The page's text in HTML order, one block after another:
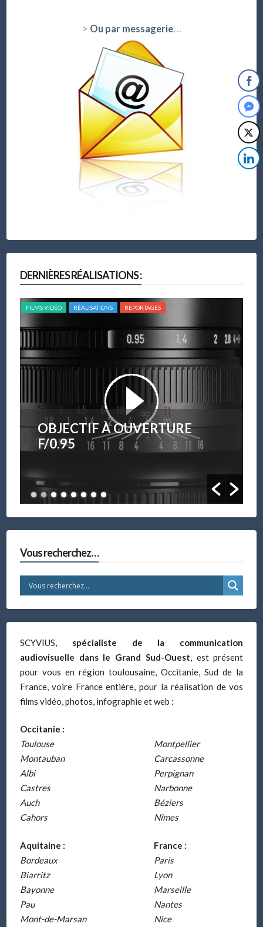
> Ou par messagerie…
DERNIÈRES RÉALISATIONS :
FILMS VIDÉO RÉALISATIONS REPORTAGES
OBJECTIF À OUVERTURE
F/0.95
Vous recherchez…
SCYVIUS, spécialiste de la communication
audiovisuelle dans le Grand Sud-Ouest, est présent
pour vous en région toulousaine, Occitanie, Sud de la
France, voire France entière, pour la réalisation de vos
films vidéo, photos, infographie et web :
Occitanie :
Toulouse
Montauban
Albi
Castres
Auch
Cahors
Montpellier
Carcassonne
Perpignan
Narbonne
Béziers
Nîmes
Aquitaine :
Bordeaux
Biarritz
Bayonne
Pau
Mont-de-Marsan
France :
Paris
Lyon
Marseille
Nantes
Nice